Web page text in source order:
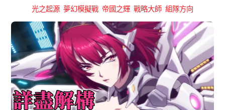
光之起源 夢幻模擬戰 帝國之輝 戰略大師 組隊方向